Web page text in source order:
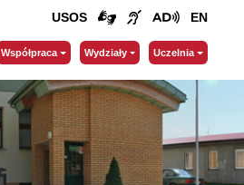
USOS EN
Współpraca Wydziały Uczelnia